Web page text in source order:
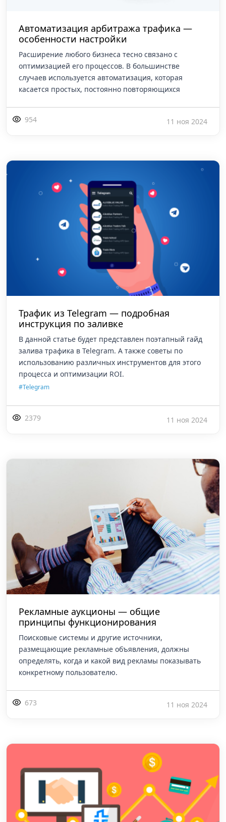
Автоматизация арбитража трафика —
особенности настройки
Расширение любого бизнеса тесно связано с
оптимизацией его процессов. В большинстве
случаев используется автоматизация, которая
касается простых, постоянно повторяющихся
954 11 ноя 2024
Трафик из Telegram — подробная
инструкция по заливке
В данной статье будет представлен поэтапный гайд
залива трафика в Telegram. А также советы по
использованию различных инструментов для этого
процесса и оптимизации ROI.
#Telegram
2379 11 ноя 2024
Рекламные аукционы — общие
принципы функционирования
Поисковые системы и другие источники,
размещающие рекламные объявления, должны
определять, когда и какой вид рекламы показывать
конкретному пользователю.
673 11 ноя 2024